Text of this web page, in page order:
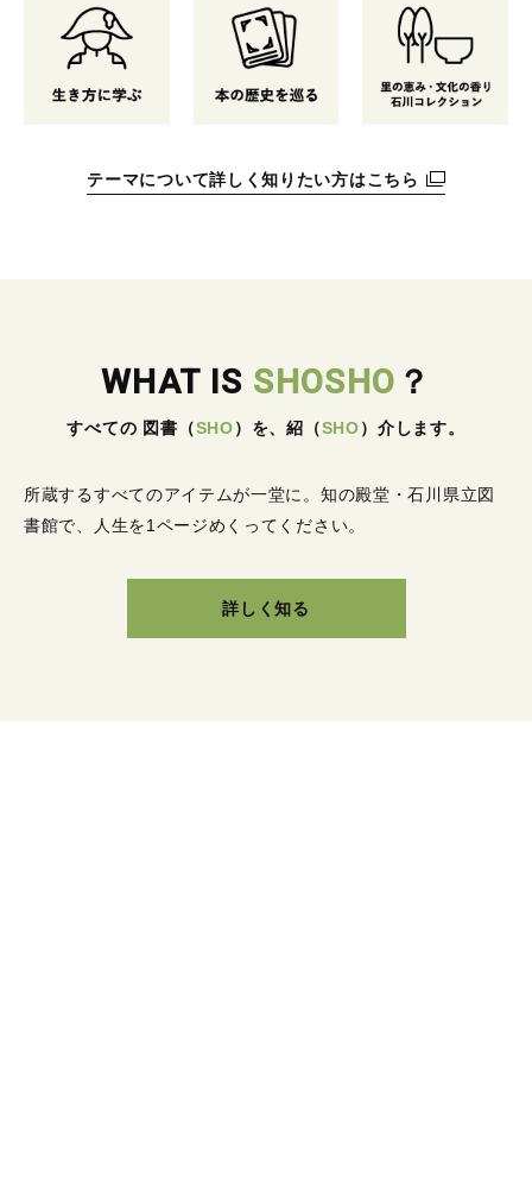
テーマについて詳しく知りたい方はこちら
WHAT IS SHOSHO ？
すべての 図書 （SHO） を、紹 （SHO） 介します。
所蔵するすべてのアイテムが一堂に。 知の殿堂・石川県立図
書館で、人生を1ページめくってください。
詳しく知る